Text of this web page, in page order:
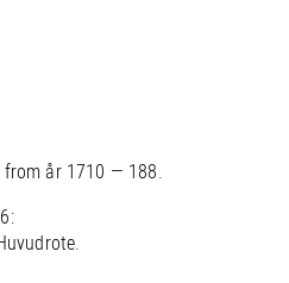
from år 1710 — 188.